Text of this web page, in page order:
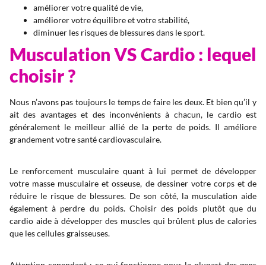
améliorer votre qualité de vie,
améliorer votre équilibre et votre stabilité,
diminuer les risques de blessures dans le sport.
Musculation VS Cardio : lequel
choisir ?
Nous n’avons pas toujours le temps de faire les deux. Et bien qu’il y
ait des avantages et des inconvénients à chacun, le cardio est
généralement le meilleur allié de la perte de poids. Il améliore
grandement votre santé cardiovasculaire.
Le renforcement musculaire quant à lui permet de développer
votre masse musculaire et osseuse, de dessiner votre corps et de
réduire le risque de blessures. De son côté, la musculation aide
également à perdre du poids. Choisir des poids plutôt que du
cardio aide à développer des muscles qui brûlent plus de calories
que les cellules graisseuses.